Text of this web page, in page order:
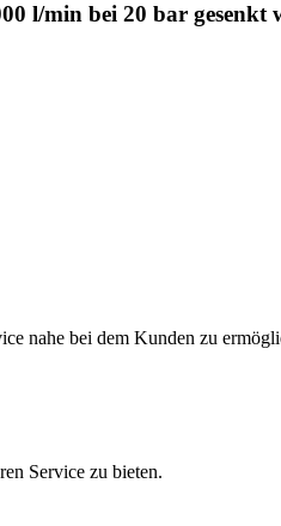
l/min bei 20 bar gesenkt
nahe bei dem Kunden zu
Service zu bieten.